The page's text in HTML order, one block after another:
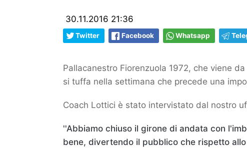
30.11.2016 21:36
Twitter Facebook Whatsapp
Pallacanestro Fiorenzuola 1972, che viene
si tuffa nella settimana che precede una
Coach Lottici è stato intervistato dal nostro
''Abbiamo chiuso il girone di andata con
bene, divertendo il pubblico che rispetto